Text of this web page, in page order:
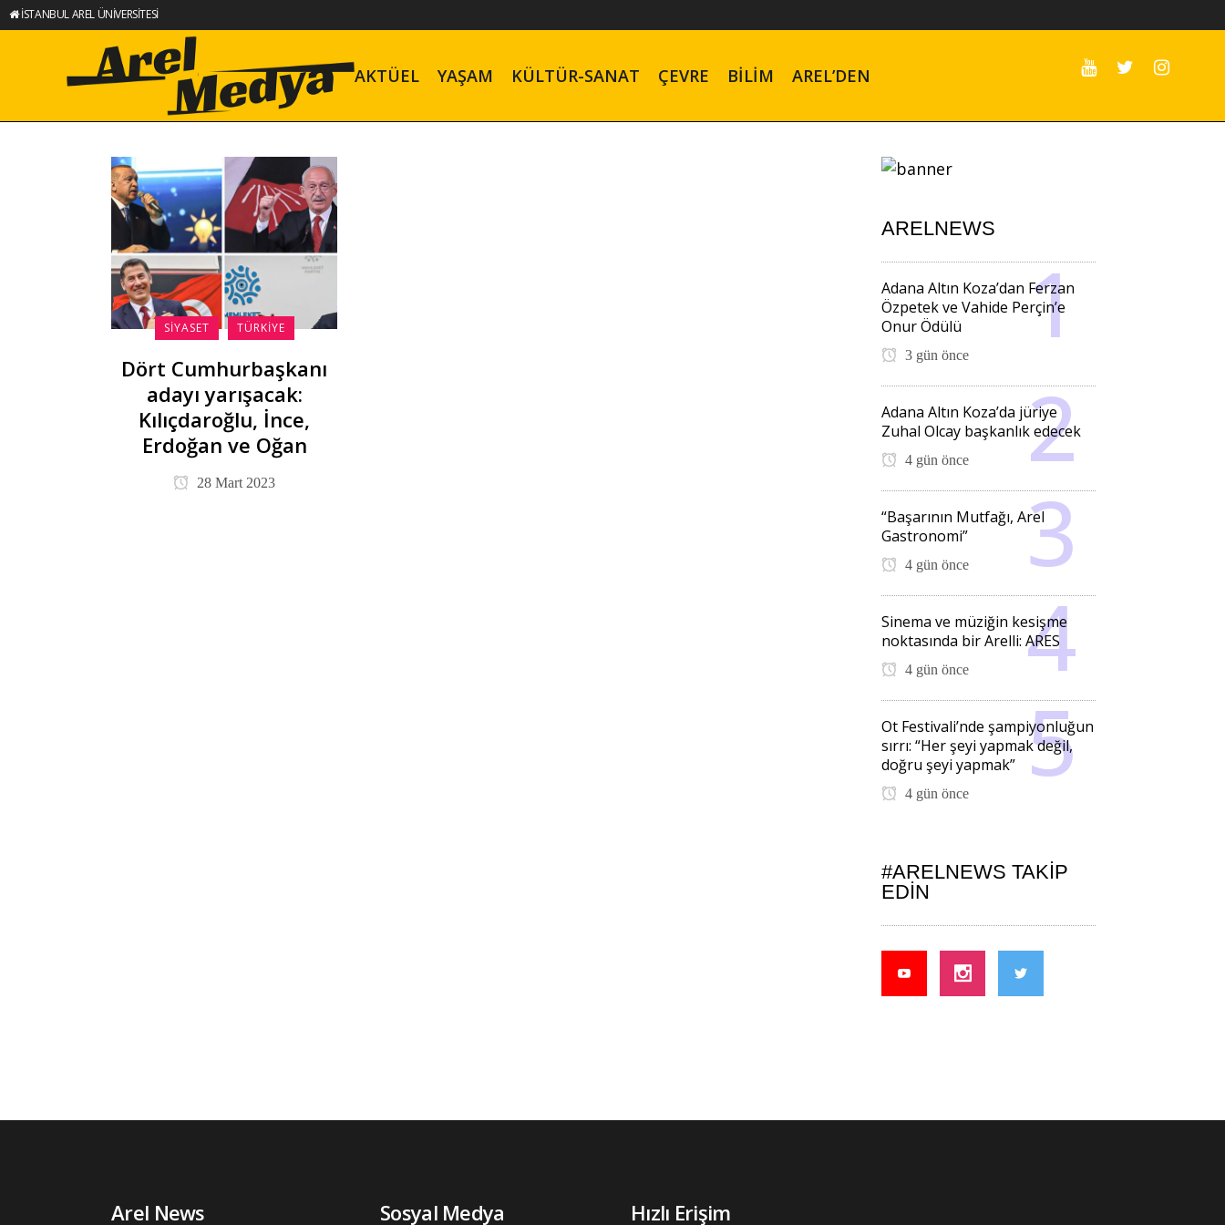
İSTANBUL AREL ÜNİVERSİTESİ
AKTÜEL YAŞAM KÜLTÜR-SANAT ÇEVRE BILIM AREL’DEN
SIYASET TÜRKIYE
Dört Cumhurbaşkanı
adayı yarışacak:
Kılıçdaroğlu, İnce,
Erdoğan ve Oğan
28 Mart 2023
ARELNEWS
Adana Altın Koza’dan Ferzan
Özpetek ve Vahide Perçin’e
Onur Ödülü
3 gün önce
Adana Altın Koza’da jüriye
Zuhal Olcay başkanlık edecek
4 gün önce
“Başarının Mutfağı, Arel
Gastronomi”
4 gün önce
Sinema ve müziğin kesişme
noktasında bir Arelli: ARES
4 gün önce
Ot Festivali’nde şampiyonluğun
sırrı: “Her şeyi yapmak değil,
doğru şeyi yapmak”
4 gün önce
#ARELNEWS TAKIP
EDIN
Arel News Sosyal Medya Hızlı Erişim